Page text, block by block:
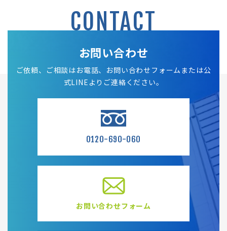
CONTACT
お問い合わせ
ご依頼、ご相談はお電話、お問い合わせフォームまたは公
式LINEよりご連絡ください。
0120-690-060
お問い合わせフォーム